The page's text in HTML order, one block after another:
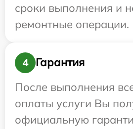
сроки выполнения и
ремонтные операции.
4
Гарантия
После выполнения
оплаты услуги Вы
официальную